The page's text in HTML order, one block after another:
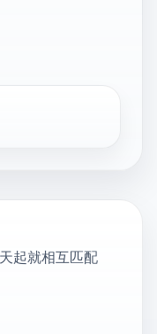
起就相互匹配